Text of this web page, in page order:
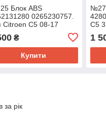
Блок ABS
0265230757.
Citroen C5 08-17
₴
Купити
C5
1
за рік